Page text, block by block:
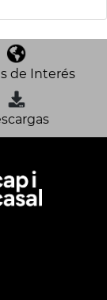
de Interés